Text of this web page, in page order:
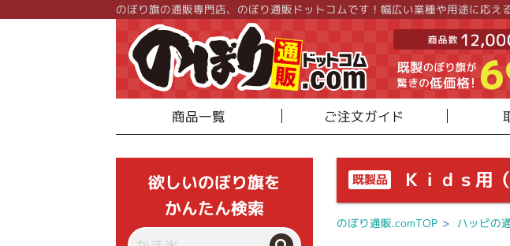
のぼり旗の通販専門店、のぼり通販ドットコムです！幅広い業種や用途に応え
商品一覧 ご注文ガイド
欲しいのぼり旗を
かんたん検索
既製品 Ｋｉｄｓ
のぼり通販.comTOP > ハッピの